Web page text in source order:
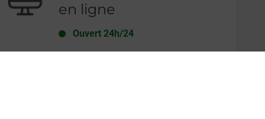
en ligne
Ouvert 24h/24